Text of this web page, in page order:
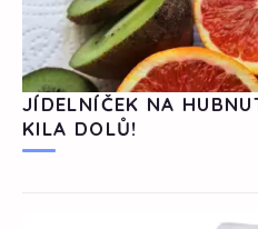
JÍDELNÍČEK NA
KILA DOLŮ!